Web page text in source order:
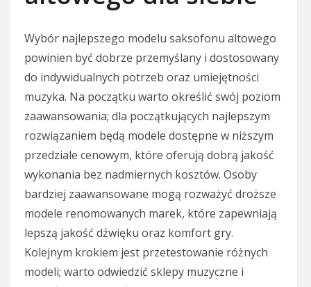
Wybór najlepszego modelu saksofonu altowego
powinien być dobrze przemyślany i dostosowany
do indywidualnych potrzeb oraz umiejętności
muzyka. Na początku warto określić swój poziom
zaawansowania; dla początkujących najlepszym
rozwiązaniem będą modele dostępne w niższym
przedziale cenowym, które oferują dobrą jakość
wykonania bez nadmiernych kosztów. Osoby
bardziej zaawansowane mogą rozważyć droższe
modele renomowanych marek, które zapewniają
lepszą jakość dźwięku oraz komfort gry.
Kolejnym krokiem jest przetestowanie różnych
modeli; warto odwiedzić sklepy muzyczne i